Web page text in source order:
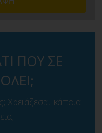
ΠΟΥ ΣΕ
Χρειάζεσαι κάποια